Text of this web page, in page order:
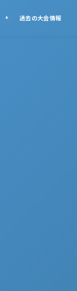
過去の大会情報